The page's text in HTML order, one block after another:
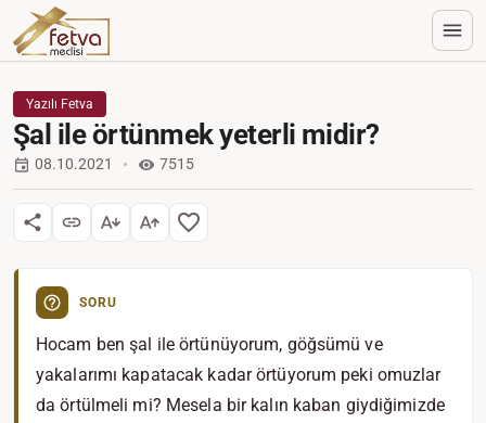
Yazılı Fetva
Şal ile örtünmek yeterli midir?
08.10.2021 7515
SORU
Hocam ben şal ile örtünüyorum, göğsümü ve
yakalarımı kapatacak kadar örtüyorum peki omuzlar
da örtülmeli mi? Mesela bir kalın kaban giydiğimizde